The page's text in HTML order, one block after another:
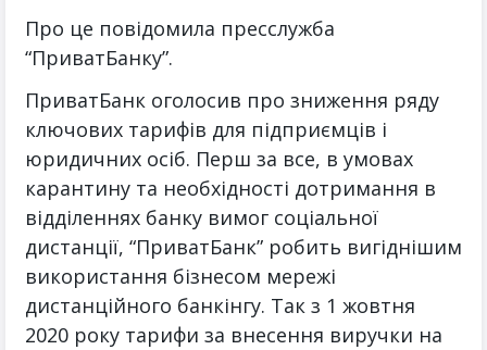
Про це повідомила пресслужба
“ПриватБанку”.
ПриватБанк оголосив про зниження ряду
ключових тарифів для підприємців і
юридичних осіб. Перш за все, в умовах
карантину та необхідності дотримання в
відділеннях банку вимог соціальної
дистанції, “ПриватБанк” робить вигіднішим
використання бізнесом мережі
дистанційного банкінгу. Так з 1 жовтня
2020 року тарифи за внесення виручки на